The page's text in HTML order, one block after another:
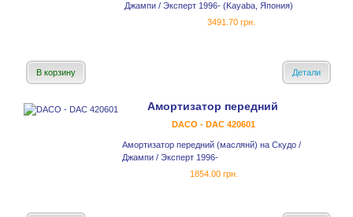
Джампи / Эксперт 1996- (Kayaba, Япония)
3491.70 грн.
В корзину Детали
Амортизатор передний
DACO - DAC 420601
Амортизатор передний (маслянй) на Скудо /
Джампи / Эксперт 1996-
1854.00 грн.